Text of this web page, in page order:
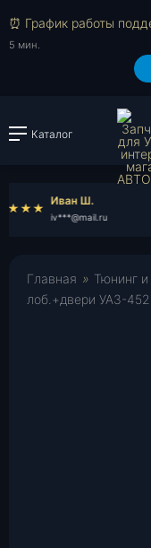
⏰ График работы
5 мин.
Каталог
Иван Ш.
iv***@mail.ru
Главная » Тюнинг
лоб.+двери УАЗ-